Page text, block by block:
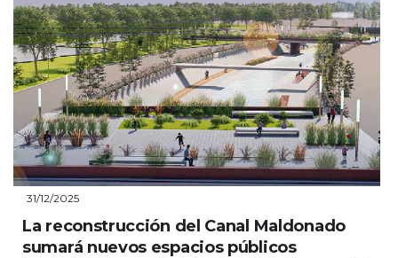
31/12/2025
La reconstrucción del Canal Maldonado
sumará nuevos espacios públicos